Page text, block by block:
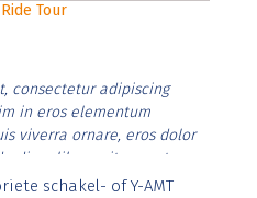
Tour
consectetur adipiscing
in eros elementum
viverra ornare, eros dolor
diam libero vitae erat.
cursus id rutrum lorem
schakel- of Y-AMT